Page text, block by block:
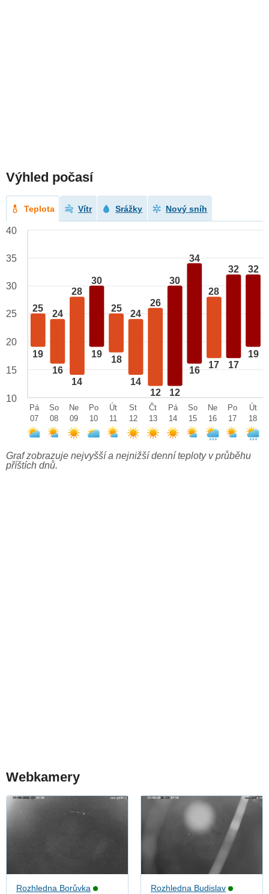
Výhled počasí
Teplota Vítr Srážky Nový sníh
25
19
24
16
28
14
30
19
25
18
24
14
26
12
30
12
34
16
28
17
32
17
32
19
40
35
30
25
20
15
10
Pá
07
So
08
Ne
09
Po
10
Út
11
St
12
Čt
13
Pá
14
So
15
Ne
16
Po
17
Út
18
Graf zobrazuje nejvyšší a nejnižší denní teploty v průběhu
příštích dnů.
Webkamery
Rozhledna Borůvka
Rozhledna Budislav